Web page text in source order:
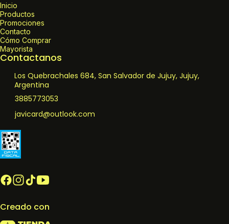
Inicio
Productos
Promociones
Contacto
Cómo Comprar
Mayorista
Contactanos
Los Quebrachales 684, San Salvador de Jujuy, Jujuy,
Argentina
3885773053
javicard@outlook.com
Creado con